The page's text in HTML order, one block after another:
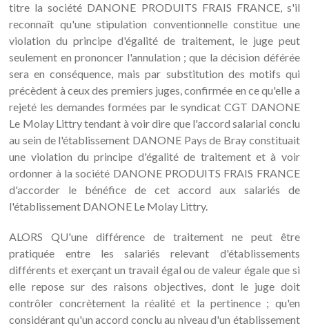
titre la société DANONE PRODUITS FRAIS FRANCE, s'il
reconnaît qu'une stipulation conventionnelle constitue une
violation du principe d'égalité de traitement, le juge peut
seulement en prononcer l'annulation ; que la décision déférée
sera en conséquence, mais par substitution des motifs qui
précèdent à ceux des premiers juges, confirmée en ce qu'elle a
rejeté les demandes formées par le syndicat CGT DANONE
Le Molay Littry tendant à voir dire que l'accord salarial conclu
au sein de l'établissement DANONE Pays de Bray constituait
une violation du principe d'égalité de traitement et à voir
ordonner à la société DANONE PRODUITS FRAIS FRANCE
d'accorder le bénéfice de cet accord aux salariés de
l'établissement DANONE Le Molay Littry.
ALORS QU'une différence de traitement ne peut être
pratiquée entre les salariés relevant d'établissements
différents et exerçant un travail égal ou de valeur égale que si
elle repose sur des raisons objectives, dont le juge doit
contrôler concrètement la réalité et la pertinence ; qu'en
considérant qu'un accord conclu au niveau d'un établissement